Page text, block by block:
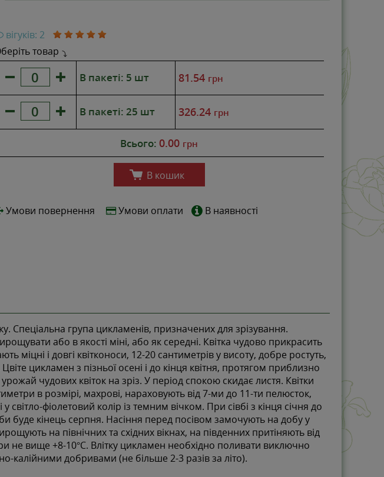
вігуків: 2
товар
В пакеті: 5 шт 81.54 грн
В пакеті: 25 шт 326.24 грн
Всього: 0.00 грн
В кошик
Умови повернення Умови оплати В наявності
група цикламенів, призначених для зрізування.
або в якості міні, або як середні. Квітка чудово прикрасить
міцні і довгі квітконоси, 12-20 сантиметрів у висоту, добре ростуть,
цикламен з пізньої осені і до кінця квітня, протягом приблизно
чудових квіток на зріз. У період спокою скидає листя. Квітки
в розмірі, махрові, нараховують від 7-ми до 11-ти пелюсток,
фіолетовий колір із темним вічком. При сівбі з кінця січня до
буде кінець серпня. Насіння перед посівом замочують на добу у
на північних та східних вікнах, на південних притіняють від
не вище +8-10°С. Влітку цикламен необхідно поливати виключно
калійними добривами (не більше 2-3 разів за літо).